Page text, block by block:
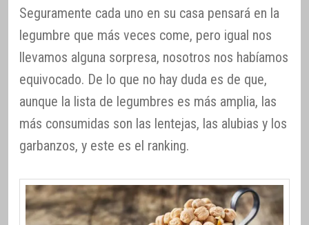
Seguramente cada uno en su casa pensará en la
legumbre que más veces come, pero igual nos
llevamos alguna sorpresa, nosotros nos habíamos
equivocado. De lo que no hay duda es de que,
aunque la lista de legumbres es más amplia, las
más consumidas son las lentejas, las alubias y los
garbanzos, y este es el ranking.